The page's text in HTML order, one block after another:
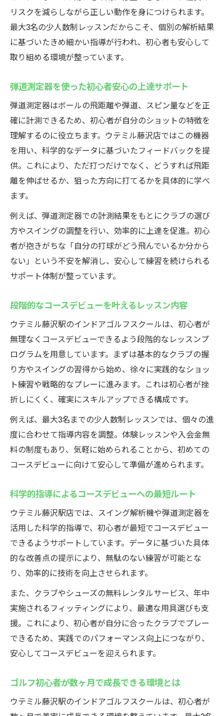
リスクを減らしながら正しい動作を身につけられます。
最大3名の少人数制レッスンだからこそ、個別の解析結果
に基づいたきめ細かい指導が行われ、初心者も安心して
取り組める環境が整っています。
弾道測定器を使った初心者安心の上達サポート
弾道測定器はボールの飛距離や弾道、スピン量などを正
確に計測できるため、初心者が自分のショットの特徴を
理解するのに役立ちます。ウテミル藤沢店ではこの機器
を用い、科学的なデータに基づいたフィードバックを提
供。これにより、ただ打つだけでなく、どうすれば飛距
離を伸ばせるか、狙った方向に打てるかを具体的に学べ
ます。
例えば、弾道測定器での計測結果をもとにクラブの選び
方やスイングの調整を行い、効率的に上達を促進。初心
者が抱きがちな「自分の打球がどう飛んでいるか分から
ない」という不安を解消し、安心して練習を続けられる
サポート体制が整っています。
段階的なコースデビューを叶えるレッスン内容
ウテミル藤沢駅のインドアゴルフスクールは、初心者が
無理なくコースデビューできるよう段階的なレッスンプ
ログラムを用意しています。まずは基本的なクラブの握
り方やスイングの習得から始め、徐々に実践的なショッ
ト練習や戦略的なプレーに進みます。これは初心者が挫
折しにくく、確実にスキルアップできる構成です。
例えば、最大3名までの少人数制レッスンでは、個々の進
度に合わせて指導内容を調整。体験レッスンや入会金無
料の制度もあり、気軽に始められることから、初めての
コースデビューに向けて安心して準備が進められます。
科学的指導によるコースデビューへの最短ルート
ウテミル藤沢駅店では、スイング解析機や弾道測定器を
活用した科学的指導で、初心者が最短でコースデビュー
できるようサポートしています。データに基づいた具体
的な改善点の提示により、無駄のない練習が可能とな
り、効率的に技術を向上させられます。
また、クラブやシューズの無料レンタルサービス、年中
実施されるフィッティングにより、最適な用具選びも支
援。これにより、初心者が自分に合ったクラブでプレー
できるため、実践でのパフォーマンス向上につながり、
安心してコースデビューを迎えられます。
ゴルフ初心者が数ヶ月で成長できる環境とは
ウテミル藤沢駅のインドアゴルフスクールは、初心者が